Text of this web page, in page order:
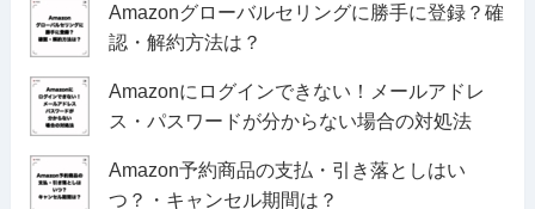
Amazonグローバルセリングに勝手に登録？確
認・解約方法は？
Amazonにログインできない！メールアドレ
ス・パスワードが分からない場合の対処法
Amazon予約商品の支払・引き落としはい
つ？・キャンセル期間は？